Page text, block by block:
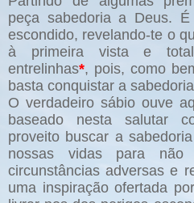
peça sabedoria a Deus.
escondido, revelando-te o
à primeira vista e
entrelinhas*, pois, como
basta conquistar a
O verdadeiro sábio ouve
baseado nesta salutar
proveito buscar a
nossas vidas para não
circunstâncias adversas e
uma inspiração ofertada